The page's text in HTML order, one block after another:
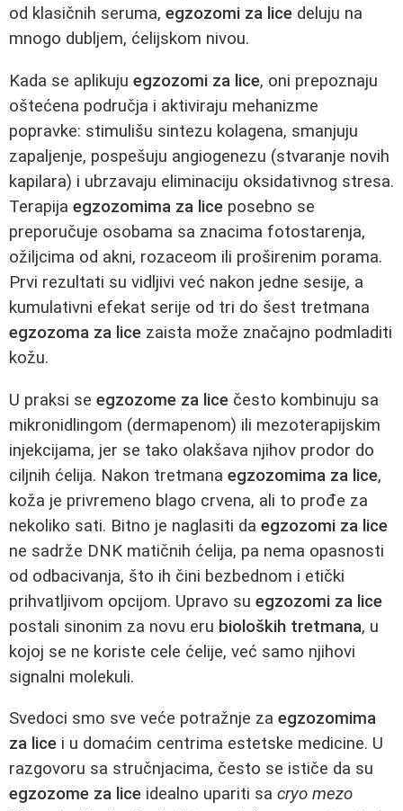
od klasičnih seruma, egzozomi za lice deluju na
mnogo dubljem, ćelijskom nivou.
Kada se aplikuju egzozomi za lice, oni prepoznaju
oštećena područja i aktiviraju mehanizme
popravke: stimulišu sintezu kolagena, smanjuju
zapaljenje, pospešuju angiogenezu (stvaranje novih
kapilara) i ubrzavaju eliminaciju oksidativnog stresa.
Terapija egzozomima za lice posebno se
preporučuje osobama sa znacima fotostarenja,
ožiljcima od akni, rozaceom ili proširenim porama.
Prvi rezultati su vidljivi već nakon jedne sesije, a
kumulativni efekat serije od tri do šest tretmana
egzozoma za lice zaista može značajno podmladiti
kožu.
U praksi se egzozome za lice često kombinuju sa
mikronidlingom (dermapenom) ili mezoterapijskim
injekcijama, jer se tako olakšava njihov prodor do
ciljnih ćelija. Nakon tretmana egzozomima za lice,
koža je privremeno blago crvena, ali to prođe za
nekoliko sati. Bitno je naglasiti da egzozomi za lice
ne sadrže DNK matičnih ćelija, pa nema opasnosti
od odbacivanja, što ih čini bezbednom i etički
prihvatljivom opcijom. Upravo su egzozomi za lice
postali sinonim za novu eru bioloških tretmana, u
kojoj se ne koriste cele ćelije, već samo njihovi
signalni molekuli.
Svedoci smo sve veće potražnje za egzozomima
za lice i u domaćim centrima estetske medicine. U
razgovoru sa stručnjacima, često se ističe da su
egzozome za lice idealno upariti sa cryo mezo